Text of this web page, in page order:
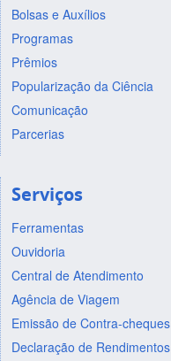
Bolsas e Auxílios
Programas
Prêmios
Popularização da Ciência
Comunicação
Parcerias
Serviços
Ferramentas
Ouvidoria
Central de Atendimento
Agência de Viagem
Emissão de Contra-cheques
Declaração de Rendimentos